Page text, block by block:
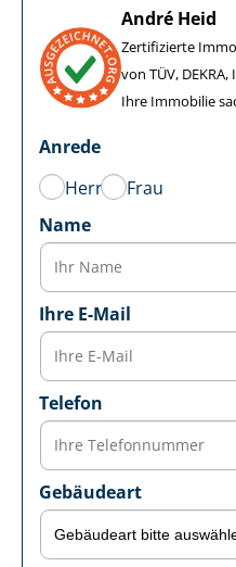
André Heid
Zertifizierte
von TÜV,
Ihre Immobilie
Anrede
Herr
Frau
Name
Ihre E-Mail
Telefon
Gebäudeart